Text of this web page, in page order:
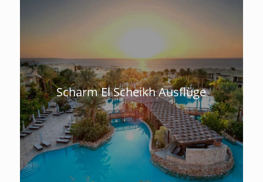
Scharm El Scheikh Ausflüge